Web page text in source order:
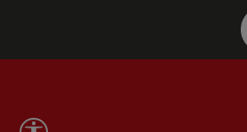
Show toolbar